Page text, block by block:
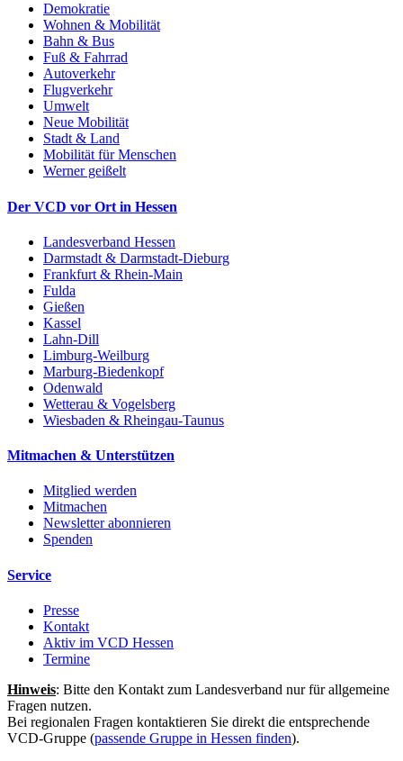
Demokratie
Wohnen & Mobilität
Bahn & Bus
Fuß & Fahrrad
Autoverkehr
Flugverkehr
Umwelt
Neue Mobilität
Stadt & Land
Mobilität für Menschen
Werner geißelt
Der VCD vor Ort in Hessen
Landesverband Hessen
Darmstadt & Darmstadt-Dieburg
Frankfurt & Rhein-Main
Fulda
Gießen
Kassel
Lahn-Dill
Limburg-Weilburg
Marburg-Biedenkopf
Odenwald
Wetterau & Vogelsberg
Wiesbaden & Rheingau-Taunus
Mitmachen & Unterstützen
Mitglied werden
Mitmachen
Newsletter abonnieren
Spenden
Service
Presse
Kontakt
Aktiv im VCD Hessen
Termine
Hinweis: Bitte den Kontakt zum Landesverband nur für allgemeine
Fragen nutzen.
Bei regionalen Fragen kontaktieren Sie direkt die entsprechende
VCD-Gruppe (passende Gruppe in Hessen finden).